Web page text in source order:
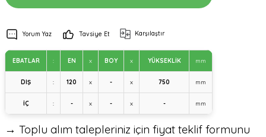
Yorum Yaz Tavsiye Et Karşılaştır
EBATLAR : EN x BOY x YÜKSEKLİK mm
DIŞ : 120 x - x 750 mm
İÇ : - x - x - mm
→ Toplu alım talepleriniz için fiyat teklif formunu